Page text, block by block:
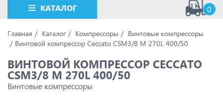
КАТАЛОГ 0
Главная Каталог Компрессоры
Винтовые компрессоры
Винтовой компрессор Ceccato CSM3/8 M 270L 400/50
ВИНТОВОЙ КОМПРЕССОР CECCATO
CSM3/8 M 270L 400/50
Винтовые компрессоры